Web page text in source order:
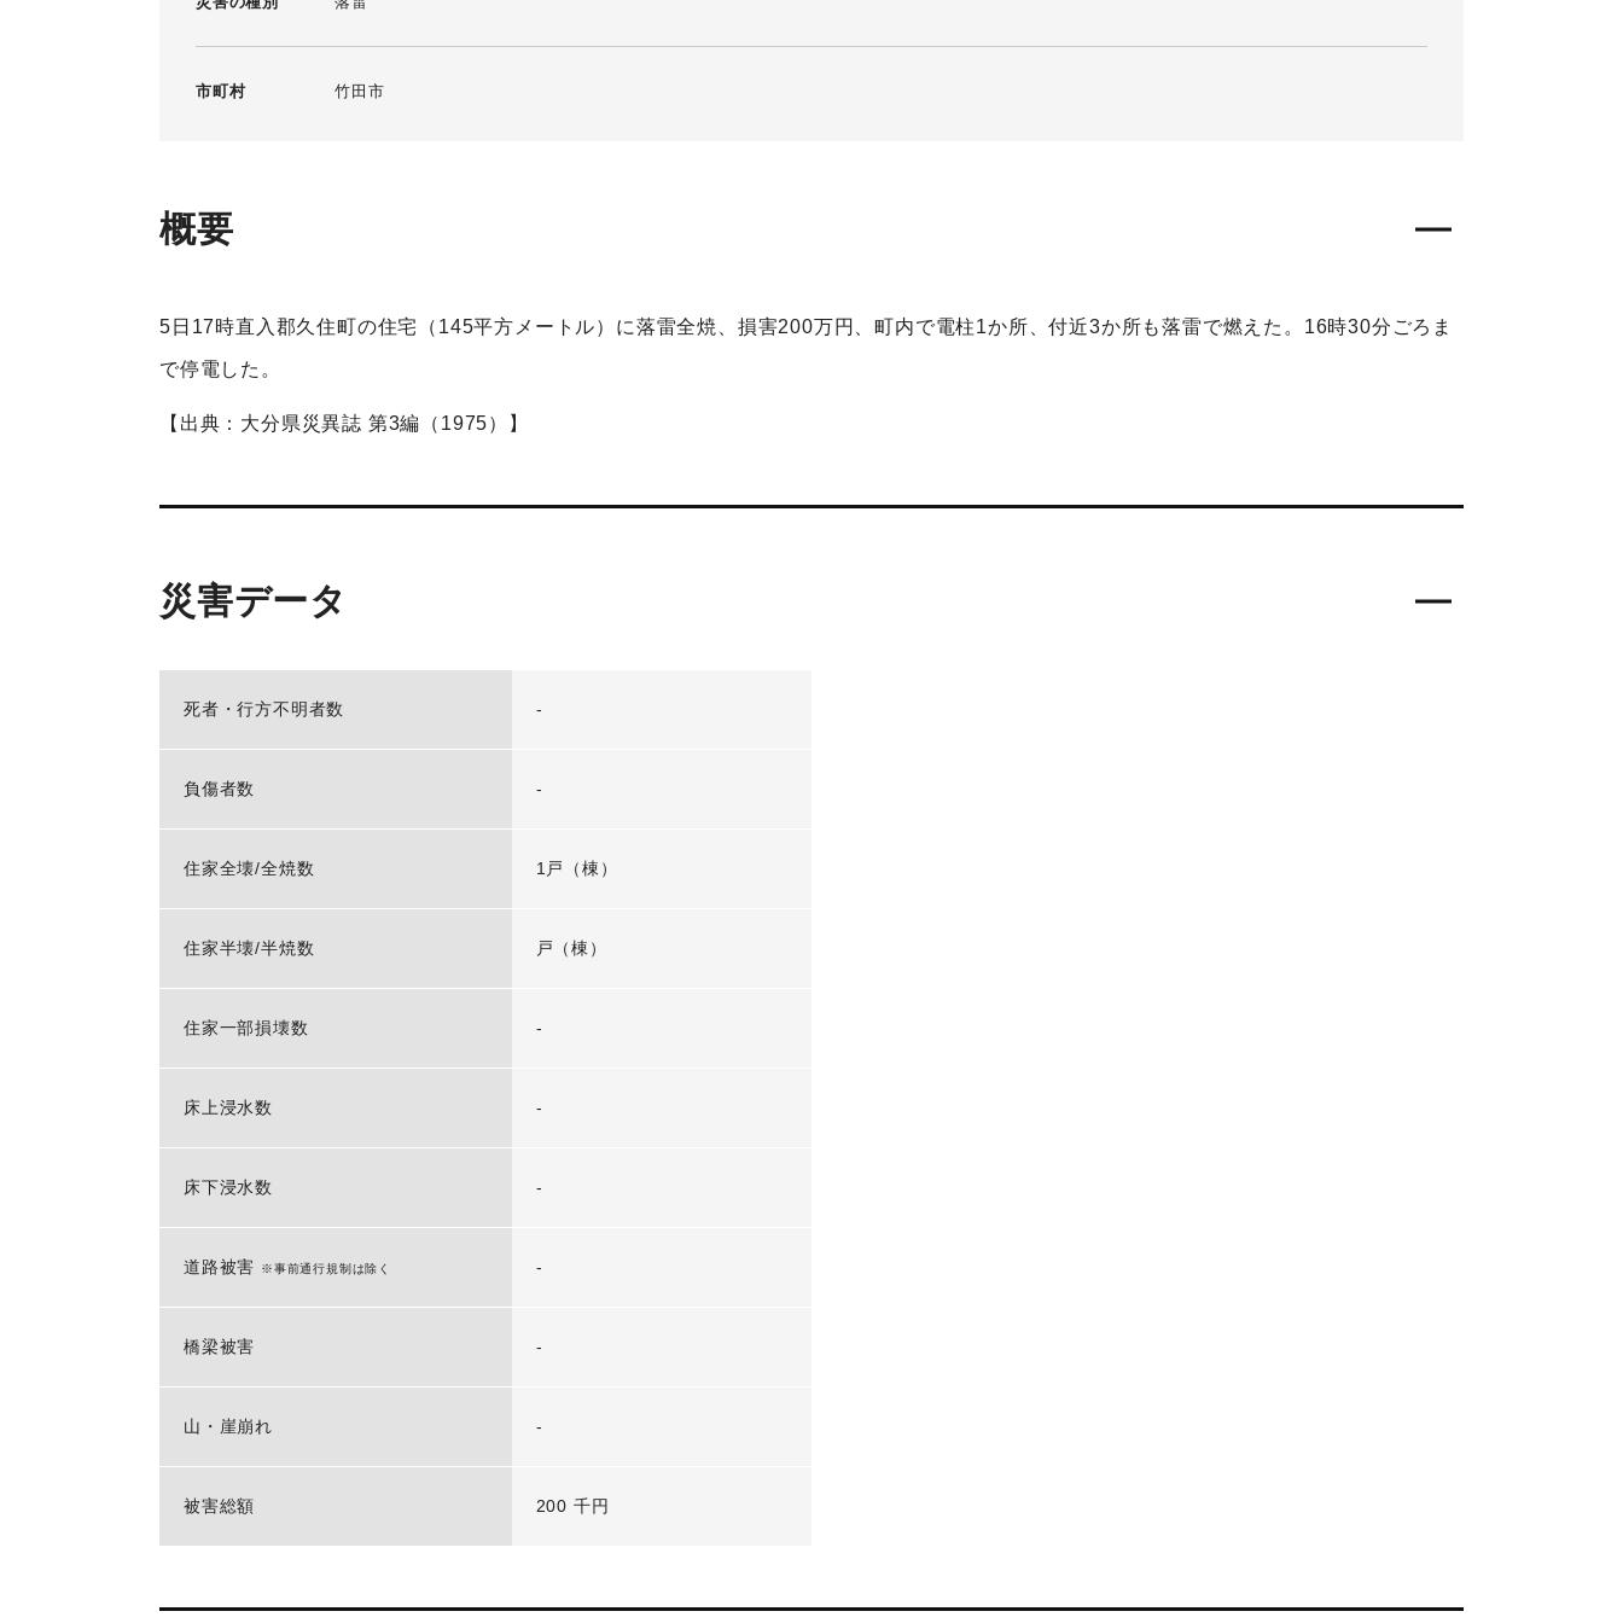
市町村 竹田市
概要
5日17時直入郡久住町の住宅（145平方メートル）に落雷全焼、損害200万円、町内で電柱1か所、付近3か所も落雷で燃えた。16時30分ごろま
で停電した。
【出典：大分県災異誌 第3編（1975）】
災害データ
死者・行方不明者数 -
負傷者数 -
住家全壊/全焼数 1戸（棟）
住家半壊/半焼数 戸（棟）
住家一部損壊数 -
床上浸水数 -
床下浸水数 -
道路被害 ※事前通行規制は除く -
橋梁被害 -
山・崖崩れ -
被害総額 200 千円